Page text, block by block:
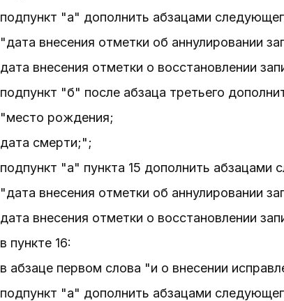
подпункт "а" дополнить абзацами
"дата внесения отметки об аннулировании
дата внесения отметки о восстановлении
подпункт "б" после абзаца третьего
"место рождения;
дата смерти;";
подпункт "а" пункта 15 дополнить абзацами
"дата внесения отметки об аннулировании
дата внесения отметки о восстановлении
в пункте 16:
в абзаце первом слова "и о внесении
подпункт "а" дополнить абзацами